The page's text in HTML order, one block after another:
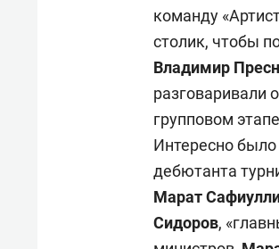
команду
столик, чтобы
Владимир
разговаривали
групповом
Интересно
дебютанта
Марат
Сидоров,